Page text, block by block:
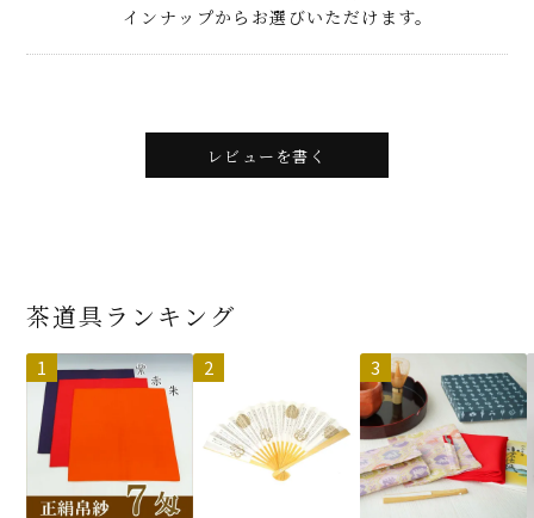
インナップからお選びいただけます。
レビューを書く
茶道具ランキング